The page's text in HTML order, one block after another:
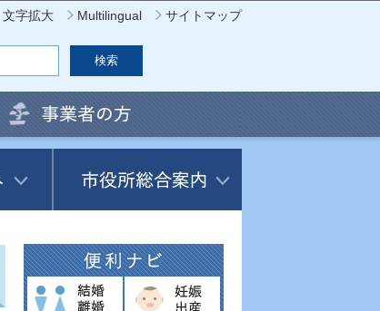
字拡大 Multilingual サイトマップ